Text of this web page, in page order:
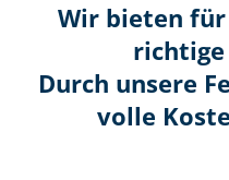
Wir bieten für
Durch unsere
volle